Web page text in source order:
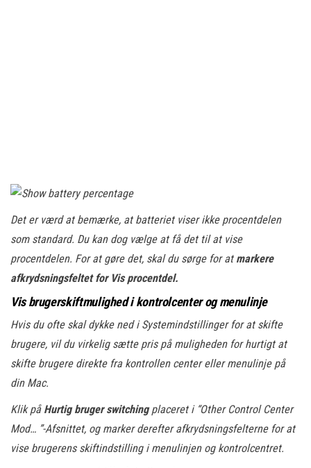
Det er værd at bemærke, at batteriet viser ikke procentdelen
som standard. Du kan dog vælge at få det til at vise
procentdelen. For at gøre det, skal du sørge for at markere
afkrydsningsfeltet for Vis procentdel.
Vis brugerskiftmulighed i kontrolcenter og menulinje
Hvis du ofte skal dykke ned i Systemindstillinger for at skifte
brugere, vil du virkelig sætte pris på muligheden for hurtigt at
skifte brugere direkte fra kontrollen center eller menulinje på
din Mac.
Klik på Hurtig bruger switchingplaceret i “Other Control Center
Mod… ”-Afsnittet, og marker derefter afkrydsningsfelterne for at
vise brugerens skiftindstilling i menulinjen og kontrolcentret.